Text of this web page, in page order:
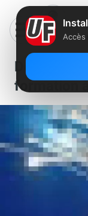
De la fibre
formation